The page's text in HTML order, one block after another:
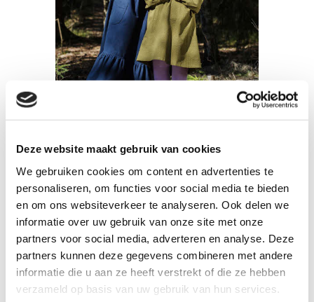
Deze website maakt gebruik van cookies
We gebruiken cookies om content en advertenties te
personaliseren, om functies voor social media te bieden
en om ons websiteverkeer te analyseren. Ook delen we
informatie over uw gebruik van onze site met onze
partners voor social media, adverteren en analyse. Deze
partners kunnen deze gegevens combineren met andere
informatie die u aan ze heeft verstrekt of die ze hebben
verzameld op basis van uw gebruik van hun services.